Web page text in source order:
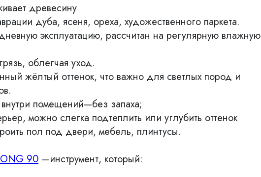
древесину
дуба, ясеня, ореха, художественного паркета.
эксплуатацию, рассчитан на регулярную влажную
облегчая уход.
жёлтый оттенок, что важно для светлых пород и
помещений—без запаха;
можно слегка подтеплить или углубить оттенок
пол под двери, мебель, плинтусы.
90 —инструмент, который: